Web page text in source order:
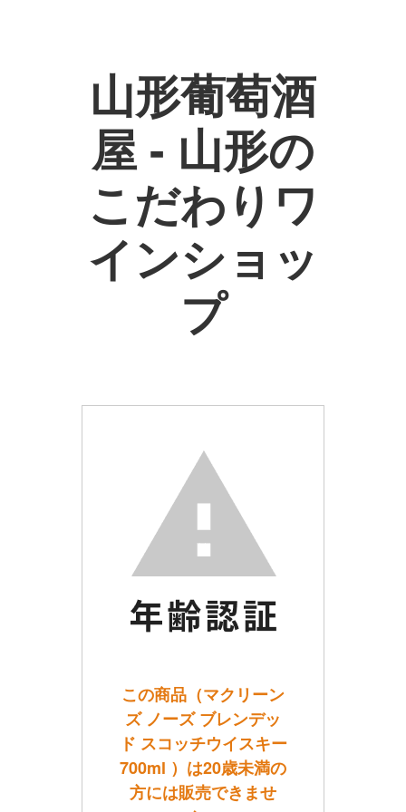
山形葡萄酒
屋 - 山形の
こだわりワ
インショッ
プ
この商品（マクリーン
ズ ノーズ ブレンデッ
ド スコッチウイスキー
700ml ）は20歳未満の
方には販売できませ